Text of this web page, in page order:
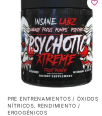
PRE ENTRENAMIENTOS / ÓXIDOS
NÍTRICOS,RENDIMIENTO /
ERGOGÉNICOS